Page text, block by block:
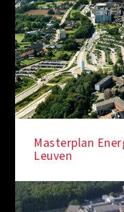
Masterplan
Leuven